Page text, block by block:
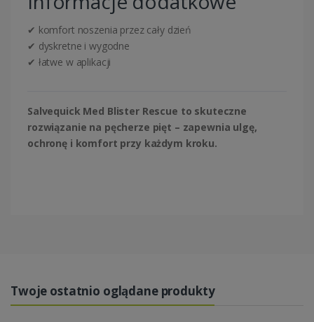
✔ komfort noszenia przez cały dzień
✔ dyskretne i wygodne
✔ łatwe w aplikacji
Salvequick Med Blister Rescue to skuteczne
rozwiązanie na pęcherze pięt – zapewnia ulgę,
ochronę i komfort przy każdym kroku.
Twoje ostatnio oglądane produkty